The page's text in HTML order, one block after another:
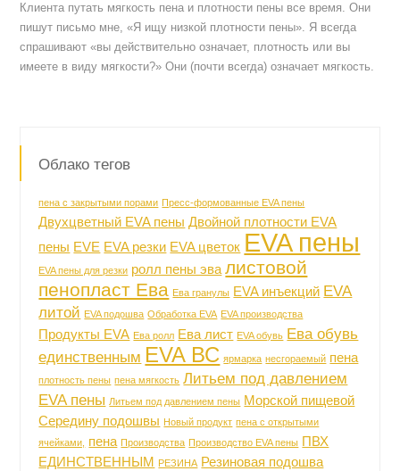
Клиента путать мягкость пена и плотности пены все время. Они
пишут письмо мне, «Я ищу низкой плотности пены». Я всегда
спрашивают «вы действительно означает, плотность или вы
имеете в виду мягкости?» Они (почти всегда) означает мягкость.
Облако тегов
пена с закрытыми порами Пресс-формованные EVA пены
Двухцветный EVA пены Двойной плотности EVA
пены EVE EVA резки EVA цветок EVA пены
EVA пены для резки ролл пены эва листовой
пенопласт Ева Ева гранулы EVA инъекций EVA
литой EVA подошва Обработка EVA EVA производства
Продукты EVA Ева ролл Ева лист EVA обувь Ева обувь
единственным EVA ВС ярмарка несгораемый пена
плотность пены пена мягкость Литьем под давлением
EVA пены Литьем под давлением пены Морской пищевой
Середину подошвы Новый продукт пена с открытыми
ячейками, пена Производства Производство EVA пены ПВХ
ЕДИНСТВЕННЫМ
РЕЗИНА Резиновая подошва